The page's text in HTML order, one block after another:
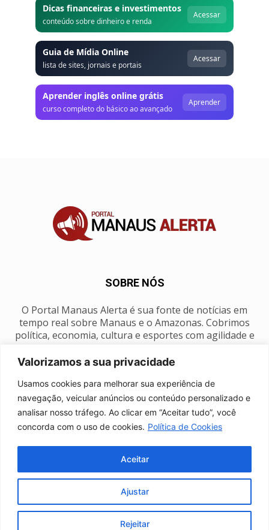
Valorizamos a sua privacidade
Usamos cookies para melhorar sua experiência de
navegação, veicular anúncios ou conteúdo personalizado e
analisar nosso tráfego. Ao clicar em “Aceitar tudo”, você
concorda com o uso de cookies. Política de Cookies
Ajustar
Rejeitar
Aceitar
Dicas financeiras e investimentos
conteúdo sobre dinheiro e renda
Acessar
Guia de Mídia Online
lista de sites, jornais e portais
Acessar
Aprender inglês online grátis
curso completo do básico ao avançado
Aprender
SOBRE NÓS
O Portal Manaus Alerta é sua fonte de notícias em
tempo real sobre Manaus e o Amazonas. Cobrimos
política, economia, cultura e esportes com agilidade e
SIGA-NOS
Fale conosco
Manaus Clima